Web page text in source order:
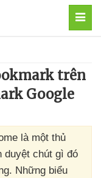
trên
Google
là một thủ
duyệt chút gì đó
Những biểu